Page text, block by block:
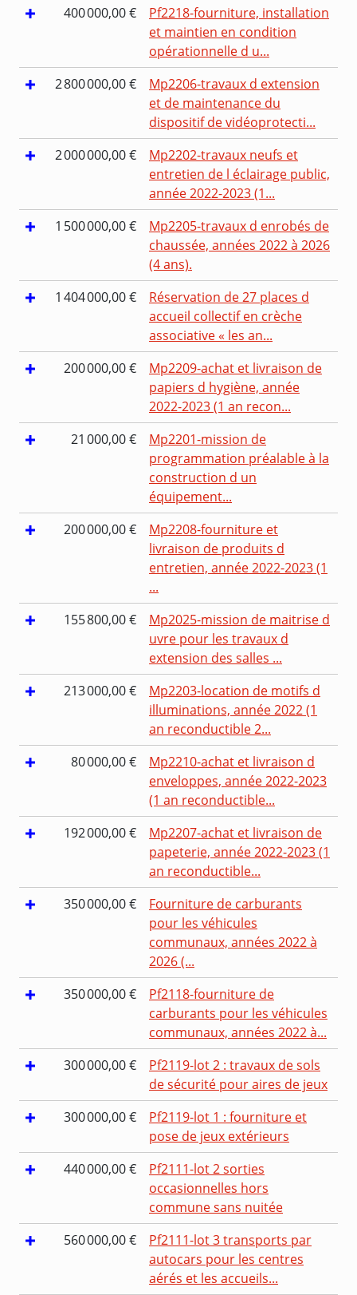
400 000,00 €
Pf2218-fourniture, installation
et maintien en condition
opérationnelle d u...
2 800 000,00 €
Mp2206-travaux d extension
et de maintenance du
dispositif de vidéoprotecti...
2 000 000,00 €
Mp2202-travaux neufs et
entretien de l éclairage public,
année 2022-2023 (1...
1 500 000,00 €
Mp2205-travaux d enrobés de
chaussée, années 2022 à 2026
(4 ans).
1 404 000,00 €
Réservation de 27 places d
accueil collectif en crèche
associative « les an...
200 000,00 €
Mp2209-achat et livraison de
papiers d hygiène, année
2022-2023 (1 an recon...
21 000,00 €
Mp2201-mission de
programmation préalable à la
construction d un
équipement...
200 000,00 €
Mp2208-fourniture et
livraison de produits d
entretien, année 2022-2023 (1
...
155 800,00 €
Mp2025-mission de maitrise d
uvre pour les travaux d
extension des salles ...
213 000,00 €
Mp2203-location de motifs d
illuminations, année 2022 (1
an reconductible 2...
80 000,00 €
Mp2210-achat et livraison d
enveloppes, année 2022-2023
(1 an reconductible...
192 000,00 €
Mp2207-achat et livraison de
papeterie, année 2022-2023 (1
an reconductible...
350 000,00 €
Fourniture de carburants
pour les véhicules
communaux, années 2022 à
2026 (...
350 000,00 €
Pf2118-fourniture de
carburants pour les véhicules
communaux, années 2022 à...
300 000,00 €
Pf2119-lot 2 : travaux de sols
de sécurité pour aires de jeux
300 000,00 €
Pf2119-lot 1 : fourniture et
pose de jeux extérieurs
440 000,00 €
Pf2111-lot 2 sorties
occasionnelles hors
commune sans nuitée
560 000,00 €
Pf2111-lot 3 transports par
autocars pour les centres
aérés et les accueils...